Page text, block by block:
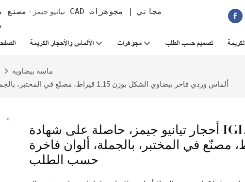
تيانيو جيمز -
الألماس والأحجار الكريمة مجوهرات تصميم حسب الطلب
ماسة بيضاوية
أحجار تيانيو جيمز، حاصلة على شهادة IGI، ألماس وردي فاخر بيضاوي الشكل بوزن 1.15 قيراط، مصنّع في المختبر، بالجملة، ألوان فاخرة حسب الطلب
أحجار تيانيو جيمز، حاصلة على شهادة IGI، ألماس وردي فاخر بيضاوي
1.15 قيراط، مصنّع في المختبر، بالجملة، ألوان فاخرة
حسب الطلب